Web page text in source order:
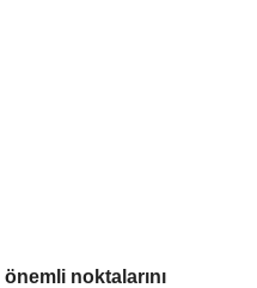
önemli noktalarını